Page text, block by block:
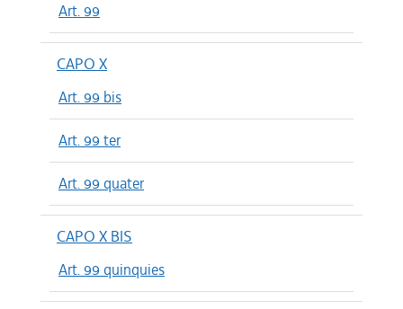
Art. 99
CAPO X
Art. 99 bis
Art. 99 ter
Art. 99 quater
CAPO X BIS
Art. 99 quinquies